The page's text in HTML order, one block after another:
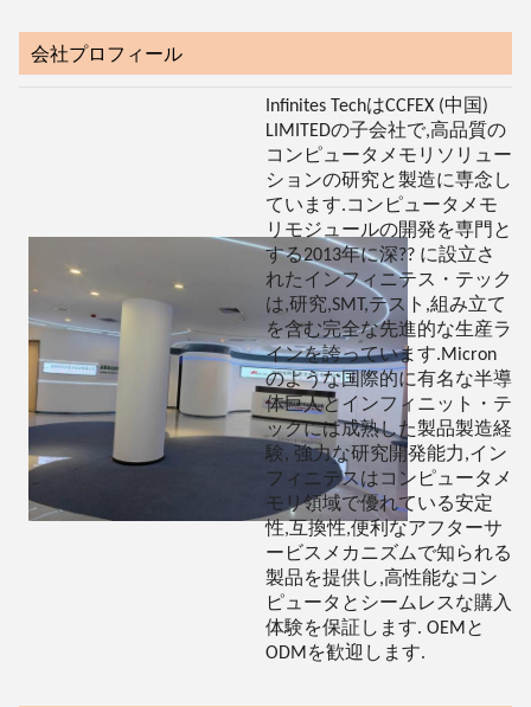
会社プロフィール
Infinites TechはCCFEX (中国)
LIMITEDの子会社で,高品質の
コンピュータメモリソリュー
ションの研究と製造に専念し
ています.コンピュータメモ
リモジュールの開発を専門と
する2013年に深?? に設立さ
れたインフィニテス・テック
は,研究,SMT,テスト,組み立て
を含む完全な先進的な生産ラ
インを誇っています.Micron
のような国際的に有名な半導
体巨人とインフィニット・テ
ックには成熟した製品製造経
験, 強力な研究開発能力,イン
フィニテスはコンピュータメ
モリ領域で優れている安定
性,互換性,便利なアフターサ
ービスメカニズムで知られる
製品を提供し,高性能なコン
ピュータとシームレスな購入
体験を保証します. OEMと
ODMを歓迎します.